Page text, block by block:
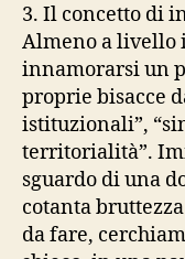
3. Il concetto di
Almeno a livello
innamorarsi un
proprie bisacce
istituzionali”,
territorialità”.
sguardo di una
cotanta
da fare,